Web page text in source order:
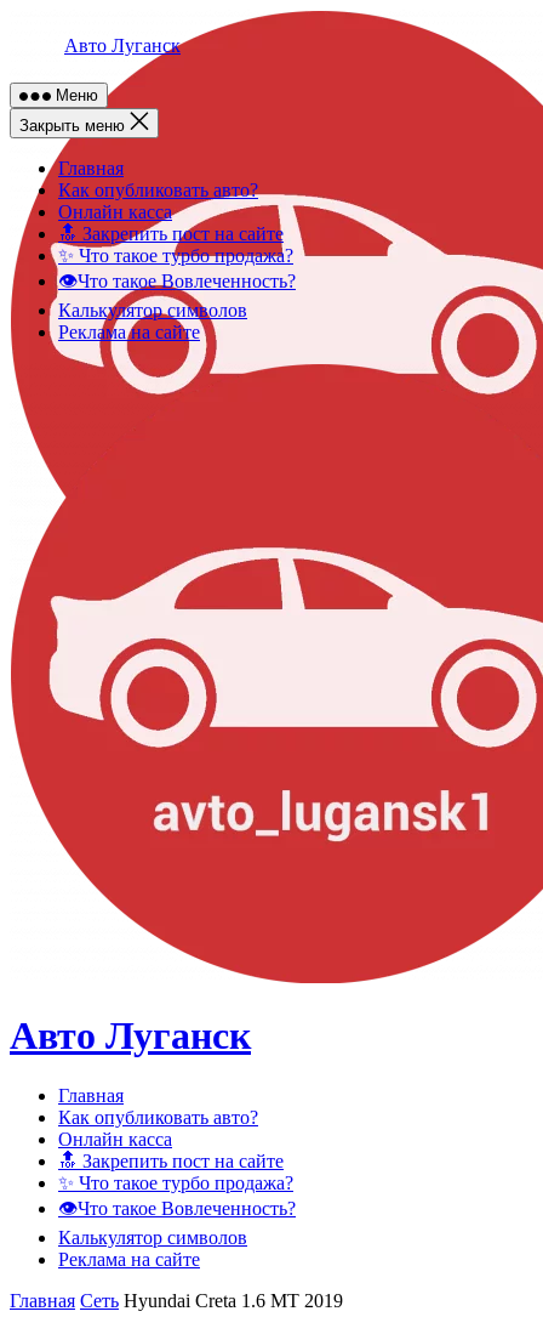
Авто Луганск
Меню
Закрыть меню
Главная
Как опубликовать авто?
Онлайн касса
🔝 Закрепить пост на сайте
✨ Что такое турбо продажа?
👁️Что такое Вовлеченность?
Калькулятор символов
Реклама на сайте
Авто Луганск
Главная
Как опубликовать авто?
Онлайн касса
🔝 Закрепить пост на сайте
✨ Что такое турбо продажа?
👁️Что такое Вовлеченность?
Калькулятор символов
Реклама на сайте
Главная Сеть Hyundai Creta 1.6 MT 2019